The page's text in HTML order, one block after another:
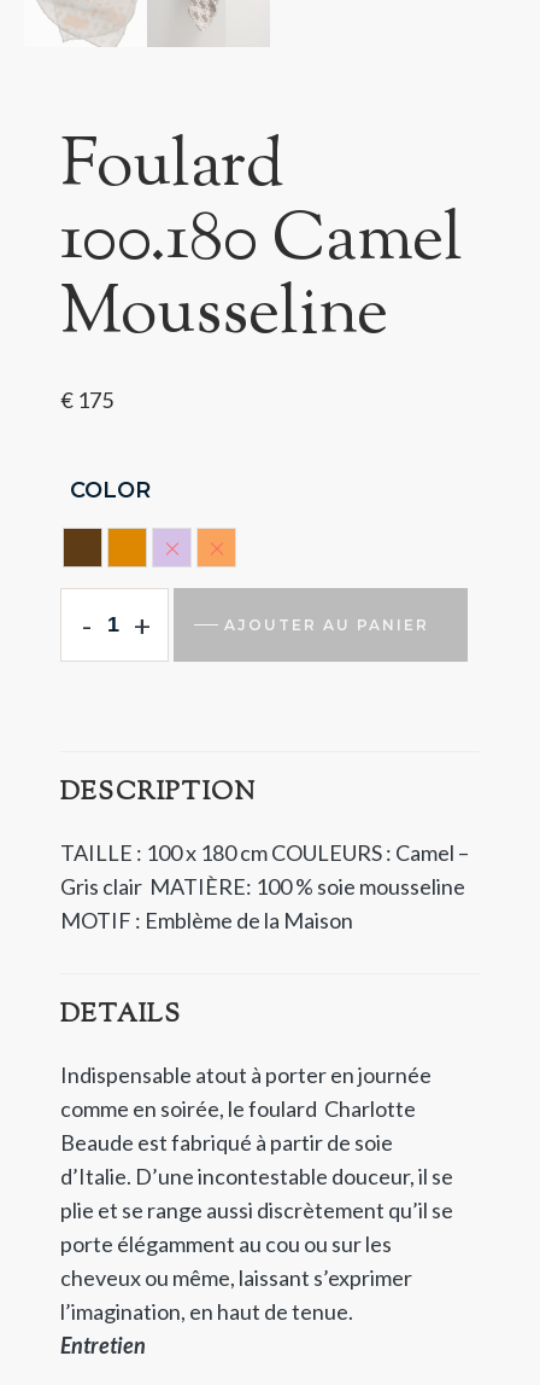
Foulard
100.180 Camel
Mousseline
€ 175
COLOR
BROWNCAMELLILLAORANGE
- + AJOUTER AU PANIER
DESCRIPTION
TAILLE : 100 x 180 cmCOULEURS : Camel –
Gris clair MATIÈRE: 100 % soie mousseline
MOTIF : Emblème de la Maison
DETAILS
Indispensable atout à porter en journée
comme en soirée, le foulard Charlotte
Beaude est fabriqué à partir de soie
d’Italie. D’une incontestable douceur, il se
plie et se range aussi discrètement qu’il se
porte élégamment au cou ou sur les
cheveux ou même, laissant s’exprimer
l’imagination, en haut de tenue.
Entretien